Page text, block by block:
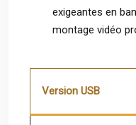
exigeantes en
montage vidéo
Version USB